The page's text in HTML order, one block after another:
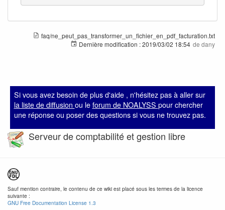
faq/ne_peut_pas_transformer_un_fichier_en_pdf_facturation.txt
Dernière modification :2019/03/02 18:54 de dany
Si vous avez besoin de plus d'aide , n'hésitez pas à aller sur
la liste de diffusion ou le forum de NOALYSS pour chercher
une réponse ou poser des questions si vous ne trouvez pas.
Serveur de comptabilité et gestion libre
Sauf mention contraire, le contenu de ce wiki est placé sous les termes de la licence
suivante :
GNU Free Documentation License 1.3